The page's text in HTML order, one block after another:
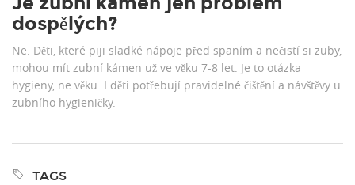
dospělých?
Ne. Děti, které piji sladké nápoje před spaním a nečistí si zuby,
mohou mít zubní kámen už ve věku 7-8 let. Je to otázka
hygieny, ne věku. I děti potřebují pravidelné čištění a návštěvy u
zubního hygieničky.
TAGS